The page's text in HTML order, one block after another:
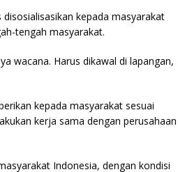
kepada masyarakat
tengah masyarakat.
wacana. Harus dikawal di lapangan,
kepada masyarakat sesuai
kerja sama dengan perusahaan
Indonesia, dengan kondisi